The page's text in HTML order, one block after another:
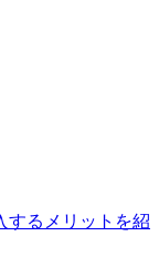
するメリットを紹